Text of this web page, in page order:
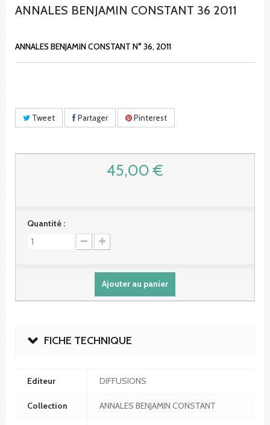
ANNALES BENJAMIN CONSTANT 36 2011
ANNALES BENJAMIN CONSTANT N° 36, 2011
Tweet Partager Pinterest
45,00 €
Quantité :
Ajouter au panier
FICHE TECHNIQUE
Editeur DIFFUSIONS
Collection ANNALES BENJAMIN CONSTANT